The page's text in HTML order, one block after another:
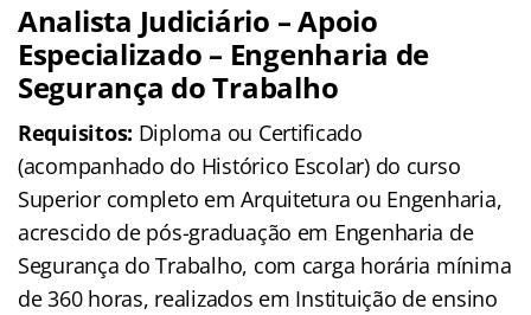
Analista Judiciário – Apoio
Especializado – Engenharia de
Segurança do Trabalho
Requisitos: Diploma ou Certificado
(acompanhado do Histórico Escolar) do curso
Superior completo em Arquitetura ou Engenharia,
acrescido de pós-graduação em Engenharia de
Segurança do Trabalho, com carga horária mínima
de 360 horas, realizados em Instituição de ensino